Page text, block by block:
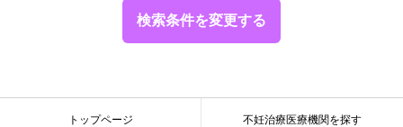
検索条件を変更する
トップページ 不妊治療医療機関を探す